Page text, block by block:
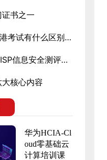
书之一
PMP®在内地和香港考试有什么区别？含金量会不一样吗？
PMP项目管理和CISP信息安全测评中心有关联吗
核心内容
华为HCIA-Cl
oud零基础云
计算培训课